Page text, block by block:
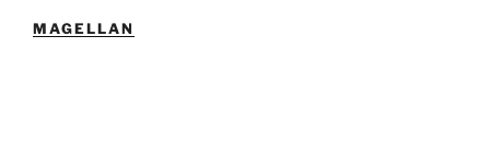
MAGELLAN